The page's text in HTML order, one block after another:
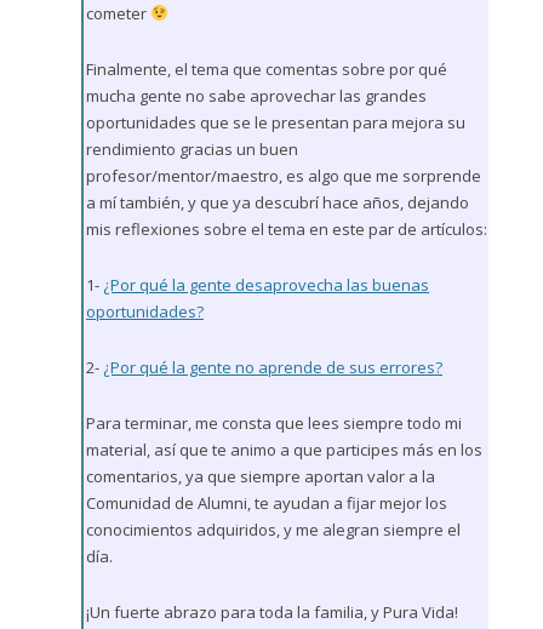
cometer
Finalmente, el tema que comentas sobre por qué
mucha gente no sabe aprovechar las grandes
oportunidades que se le presentan para mejora su
rendimiento gracias un buen
profesor/mentor/maestro, es algo que me sorprende
a mí también, y que ya descubrí hace años, dejando
mis reflexiones sobre el tema en este par de artículos:
1- ¿Por qué la gente desaprovecha las buenas
oportunidades?
2- ¿Por qué la gente no aprende de sus errores?
Para terminar, me consta que lees siempre todo mi
material, así que te animo a que participes más en los
comentarios, ya que siempre aportan valor a la
Comunidad de Alumni, te ayudan a fijar mejor los
conocimientos adquiridos, y me alegran siempre el
día.
¡Un fuerte abrazo para toda la familia, y Pura Vida!